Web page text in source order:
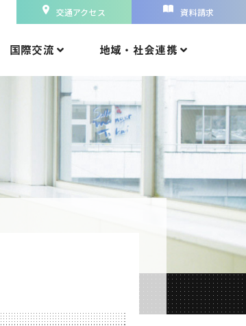
交通アクセス 資料請求
国際交流 地域・社会連携